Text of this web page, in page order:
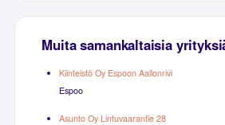
Muita samankaltaisia
Kiinteistö Oy Espoon Aallonrivi
Espoo
Asunto Oy Lintuvaarantie 28